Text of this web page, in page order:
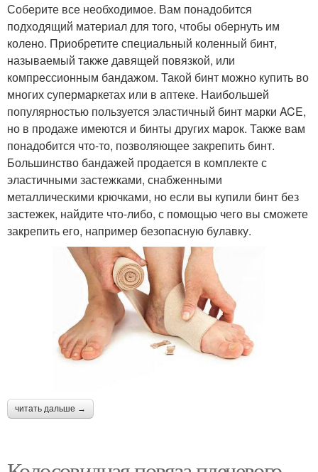
Соберите все необходимое. Вам понадобится
подходящий материал для того, чтобы обернуть им
колено. Приобретите специальный коленный бинт,
называемый также давящей повязкой, или
компрессионным бандажом. Такой бинт можно купить во
многих супермаркетах или в аптеке. Наибольшей
популярностью пользуется эластичный бинт марки ACE,
но в продаже имеются и бинты других марок. Также вам
понадобится что-то, позволяющее закрепить бинт.
Большинство бандажей продается в комплекте с
эластичными застежками, снабженными
металлическими крючками, но если вы купили бинт без
застежек, найдите что-либо, с помощью чего вы сможете
закрепить его, например безопасную булавку.
читать дальше →